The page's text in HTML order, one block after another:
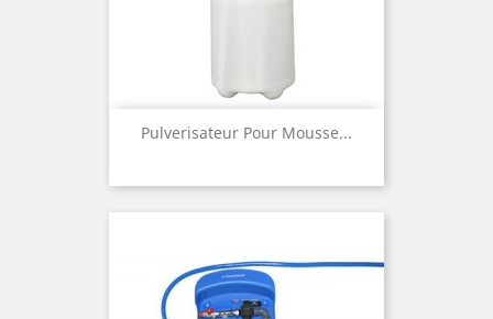
Pulverisateur Pour Mousse...